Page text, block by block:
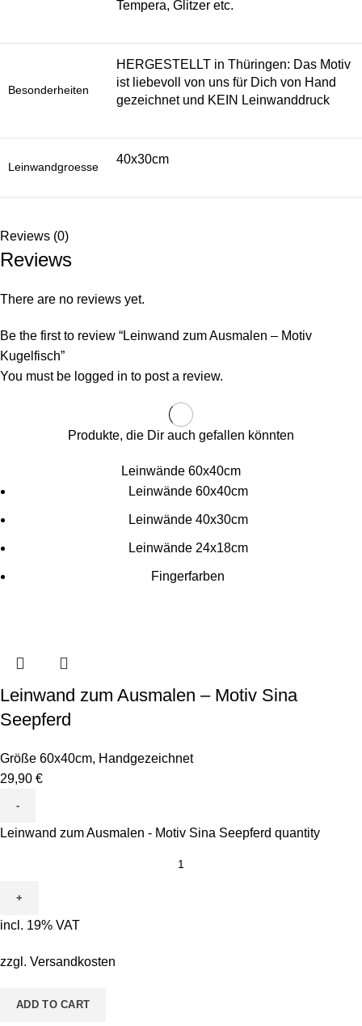
Tempera, Glitzer etc.
Besonderheiten
HERGESTELLT in Thüringen: Das Motiv
ist liebevoll von uns für Dich von Hand
gezeichnet und KEIN Leinwanddruck
Leinwandgroesse
40x30cm
Reviews (0)
Reviews
There are no reviews yet.
Be the first to review “Leinwand zum Ausmalen – Motiv
Kugelfisch”
You must be logged in to post a review.
Produkte, die Dir auch gefallen könnten
Leinwände 60x40cm
Leinwände 60x40cm
Leinwände 40x30cm
Leinwände 24x18cm
Fingerfarben
Leinwand zum Ausmalen – Motiv Sina
Seepferd
Größe 60x40cm, Handgezeichnet
29,90 €
Leinwand zum Ausmalen - Motiv Sina Seepferd quantity
incl. 19% VAT
zzgl. Versandkosten
ADD TO CART